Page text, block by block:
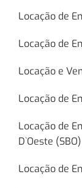
Locação de
Locação de
Locação e
Locação de
Locação de
D`Oeste (SBO)
Locação de